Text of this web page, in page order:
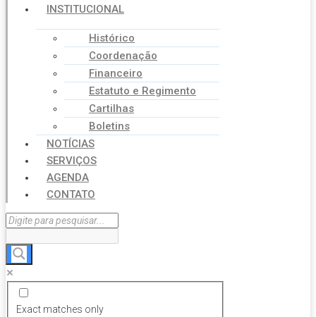
INSTITUCIONAL
Histórico
Coordenação
Financeiro
Estatuto e Regimento
Cartilhas
Boletins
NOTÍCIAS
SERVIÇOS
AGENDA
CONTATO
Exact matches only